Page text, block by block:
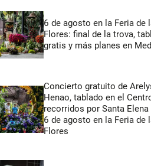
6 de agosto en la Feria de
Flores: final de la trova,
gratis y más planes en
Concierto gratuito de
Henao, tablado en el
recorridos por Santa
6 de agosto en la Feria de
Flores